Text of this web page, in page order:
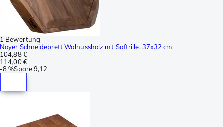
1 Bewertung
Noyer Schneidebrett Walnussholz mit Saftrille, 37x32 cm
104,88 €
114,00 €
-8 %Spare9,12